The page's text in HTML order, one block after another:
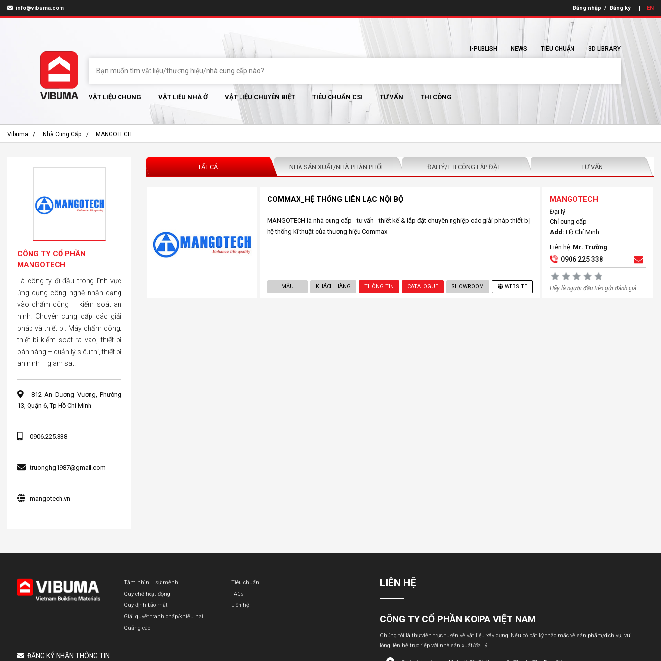
info@vibuma.com Đăng nhập / Đăng ký EN
I-PUBLISH NEWS TIÊU CHUẨN 3D LIBRARY
VẬT LIỆU CHUNG VẬT LIỆU NHÀ Ở VẬT LIỆU CHUYÊN BIỆT TIÊU CHUẨN CSI TƯ VẤN THI CÔNG
Vibuma Nhà Cung Cấp MANGOTECH
TẤT CẢ NHÀ SẢN XUẤT/NHÀ PHÂN PHỐI ĐẠI LÝ/THI CÔNG LẮP ĐẶT TƯ VẤN
COMMAX_HỆ THỐNG LIÊN LẠC NỘI BỘ
MANGOTECH là nhà cung cấp - tư vấn - thiết kế & lắp đặt chuyên nghiệp các giải pháp thiết bị
hệ thống kĩ thuật của thương hiệu Commax
MẪU KHÁCH HÀNG THÔNG TIN CATALOGUE SHOWROOM WEBSITE
MANGOTECH
Đại lý
Chỉ cung cấp
Add: Hồ Chí Minh
Liên hệ: Mr. Trường
0906 225 338
Hãy là người đầu tiên gửi đánh giá.
CÔNG TY CỔ PHẦN
MANGOTECH
Là công ty đi đầu trong lĩnh vực
ứng dụng công nghệ nhận dạng
vào chấm công – kiểm soát an
ninh. Chuyên cung cấp các giải
pháp và thiết bị: Máy chấm công,
thiết bị kiểm soát ra vào, thiết bị
bán hàng – quản lý siêu thị, thiết bị
an ninh – giám sát.
812 An Dương Vương, Phường
13, Quận 6, Tp Hồ Chí Minh
0906.225.338
truonghg1987@gmail.com
mangotech.vn
Tầm nhìn – sứ mệnh
Quy chế hoạt động
Quy định bảo mật
Giải quyết tranh chấp/khiếu nại
Quảng cáo
Tiêu chuẩn
FAQs
Liên hệ
ĐĂNG KÝ NHẬN THÔNG TIN
LIÊN HỆ
CÔNG TY CỔ PHẦN KOIPA VIỆT NAM
Chúng tôi là thư viện trực tuyến về vật liệu xây dựng. Nếu có bất kỳ thắc mắc về sản phẩm/dịch vụ, vui
lòng liên hệ trực tiếp với nhà sản xuất/đại lý.